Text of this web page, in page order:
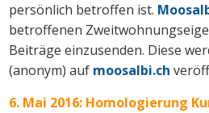
persönlich betroffen ist.
betroffenen
Beiträge einzusenden. Diese
(anonym) auf moosalbi.ch
6. Mai 2016: Homologierung